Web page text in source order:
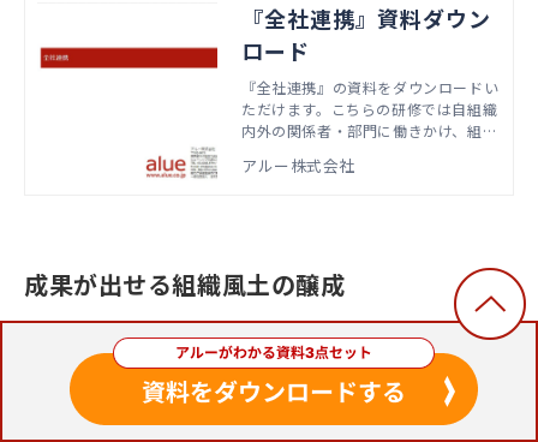
『全社連携』資料ダウン
ロード
『全社連携』の資料をダウンロードい
ただけます。こちらの研修では自組織
内外の関係者・部門に働きかけ、組織
するための方法を学びます。本資料で
アルー株式会社
成果が出せる組織風土の醸成
組織が持続的に成果を上げるためには、組織開発に
取り組む必要があります。組織全体としての方針や
軸、価値観やバリューなどを明確にし、メンバーの